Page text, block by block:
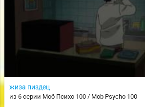
жиза пиздец
из 6 серии Моб Психо 100 / Mob Psycho 100